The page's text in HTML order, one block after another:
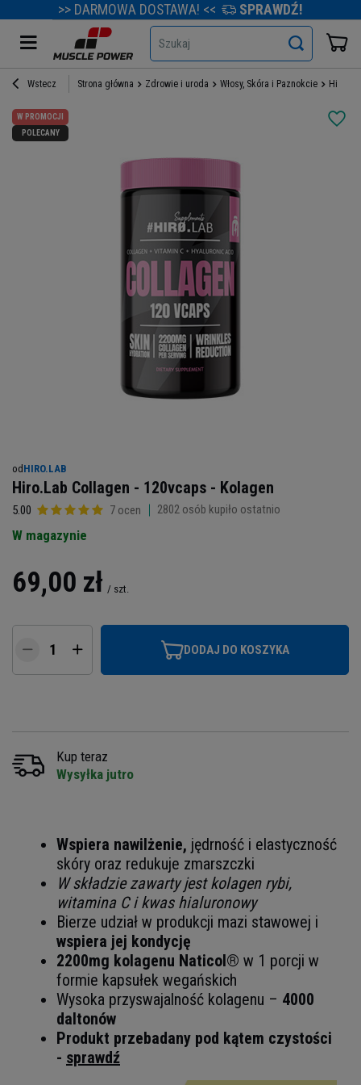
>> DARMOWA DOSTAWA! << SPRAWDŹ!
Szukaj
Wstecz Strona główna Zdrowie i uroda Włosy, Skóra i Paznokcie
W PROMOCJI
POLECANY
od HIRO.LAB
Hiro.Lab Collagen - 120vcaps - Kolagen
5.00 7 ocen 2802 osób kupiło ostatnio
W magazynie
69,00 zł / szt.
DODAJ DO KOSZYKA
Kup teraz
Wysyłka jutro
Wspiera nawilżenie, jędrność i elastyczność
skóry oraz redukuje zmarszczki
W składzie zawarty jest kolagen rybi,
witamina C i kwas hialuronowy
Bierze udział w produkcji mazi stawowej i
wspiera jej kondycję
2200mg kolagenu Naticol® w 1 porcji w
formie kapsułek wegańskich
Wysoka przyswajalność kolagenu – 4000
daltonów
Produkt przebadany pod kątem czystości
- sprawdź